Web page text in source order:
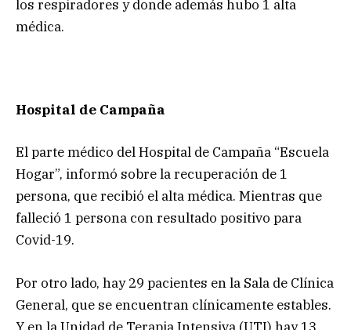
los respiradores y donde además hubo 1 alta
médica.
Hospital de Campaña
El parte médico del Hospital de Campaña “Escuela
Hogar”, informó sobre la recuperación de 1
persona, que recibió el alta médica. Mientras que
falleció 1 persona con resultado positivo para
Covid-19.
Por otro lado, hay 29 pacientes en la Sala de Clínica
General, que se encuentran clínicamente estables.
Y en la Unidad de Terapia Intensiva (UTI) hay 13